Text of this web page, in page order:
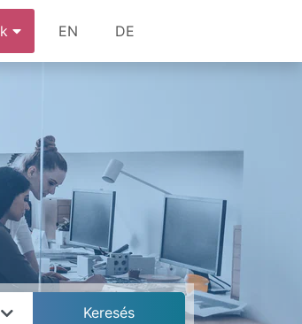
EN DE